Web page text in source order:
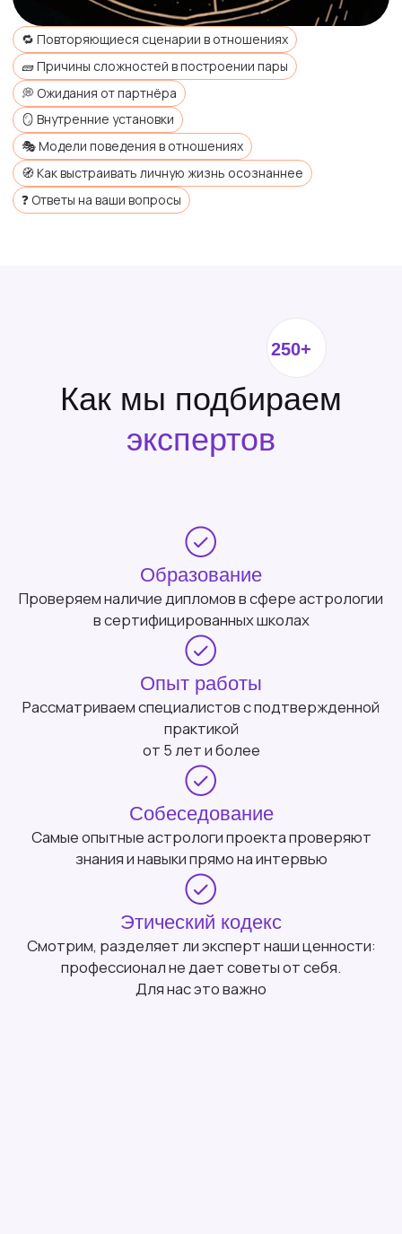
Опыт работы
Рассматриваем специалистов с подтвержденной
практикой
от 5 лет и более
Собеседование
Самые опытные астрологи проекта проверяют
знания и навыки прямо на интервью
Этический кодекс
Профессиональный таролог и нумеролог,
сертифицированный цифровой психолог,
мастер и ведущий трансформационной
игры «ВЫХОД ИЗ МАТРИЦЫ». В работе
использую таро, МАК карты, Матрицу
Судьбы. 5 лет в таро и нумерологии
Hanna Trinity
Практикующий таролог, психолог,
нумеролог. Работаю с архетипами